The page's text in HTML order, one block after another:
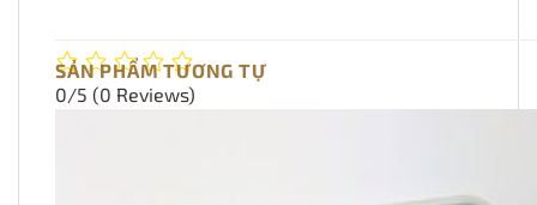
0/5 (0 Reviews)
SẢN PHẨM TƯƠNG TỰ